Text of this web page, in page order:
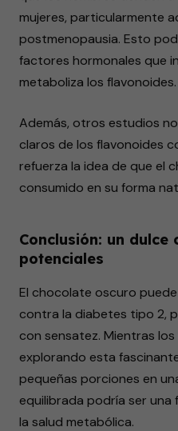
mujeres, particularmente
postmenopausia. Esto
factores hormonales que
metaboliza los flavonoides.
Además, otros estudios
claros de los flavonoides
refuerza la idea de que el
consumido en su forma
Conclusión: un dulce
potenciales
El chocolate oscuro
contra la diabetes tipo 2,
con sensatez. Mientras
explorando esta
pequeñas porciones en
equilibrada podría ser una
la salud metabólica.